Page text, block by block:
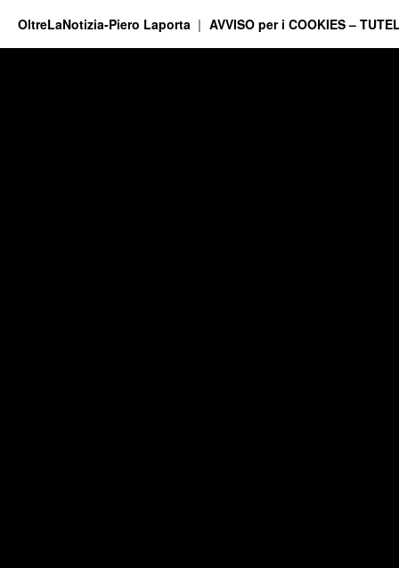
OltreLaNotizia-Piero Laporta AVVISO per i COOKIES –